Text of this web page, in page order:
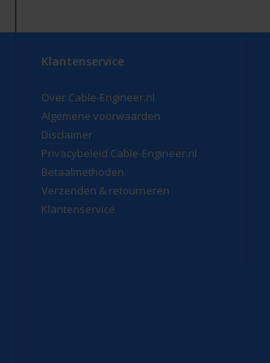
Klantenservice
Over Cable-Engineer.nl
Algemene voorwaarden
Disclaimer
Privacybeleid Cable-Engineer.nl
Betaalmethoden
Verzenden & retourneren
Klantenservice